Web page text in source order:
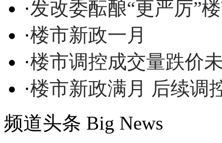
·发改委酝酿“更严厉”
·楼市新政一月
·楼市调控成交量跌价
·楼市新政满月 后续调
频道头条 Big News